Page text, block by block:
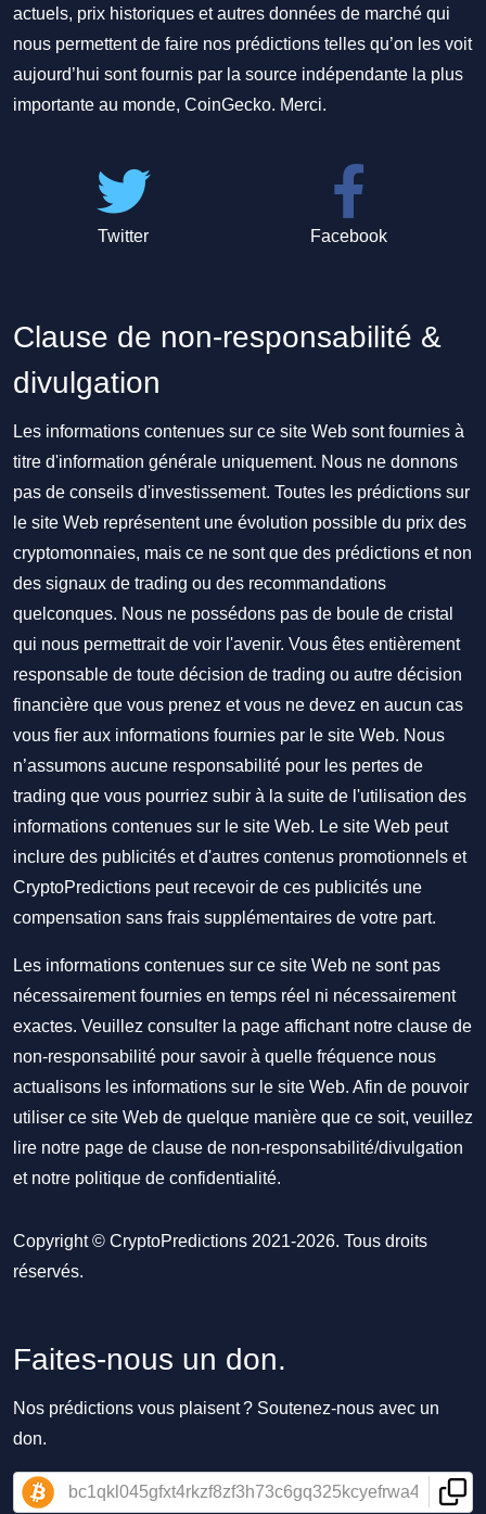
actuels, prix historiques et autres données de marché qui
nous permettent de faire nos prédictions telles qu’on les voit
aujourd’hui sont fournis par la source indépendante la plus
importante au monde, CoinGecko. Merci.
Twitter Facebook
Clause de non-responsabilité &
divulgation
Les informations contenues sur ce site Web sont fournies à
titre d'information générale uniquement. Nous ne donnons
pas de conseils d'investissement. Toutes les prédictions sur
le site Web représentent une évolution possible du prix des
cryptomonnaies, mais ce ne sont que des prédictions et non
des signaux de trading ou des recommandations
quelconques. Nous ne possédons pas de boule de cristal
qui nous permettrait de voir l'avenir. Vous êtes entièrement
responsable de toute décision de trading ou autre décision
financière que vous prenez et vous ne devez en aucun cas
vous fier aux informations fournies par le site Web. Nous
n’assumons aucune responsabilité pour les pertes de
trading que vous pourriez subir à la suite de l'utilisation des
informations contenues sur le site Web. Le site Web peut
inclure des publicités et d'autres contenus promotionnels et
CryptoPredictions peut recevoir de ces publicités une
compensation sans frais supplémentaires de votre part.
Les informations contenues sur ce site Web ne sont pas
nécessairement fournies en temps réel ni nécessairement
exactes. Veuillez consulter la page affichant notre clause de
non-responsabilité pour savoir à quelle fréquence nous
actualisons les informations sur le site Web. Afin de pouvoir
utiliser ce site Web de quelque manière que ce soit, veuillez
lire notre page de clause de non-responsabilité/divulgation
et notre politique de confidentialité.
Copyright © CryptoPredictions 2021-2026. Tous droits
réservés.
Faites-nous un don.
Nos prédictions vous plaisent ? Soutenez-nous avec un
don.